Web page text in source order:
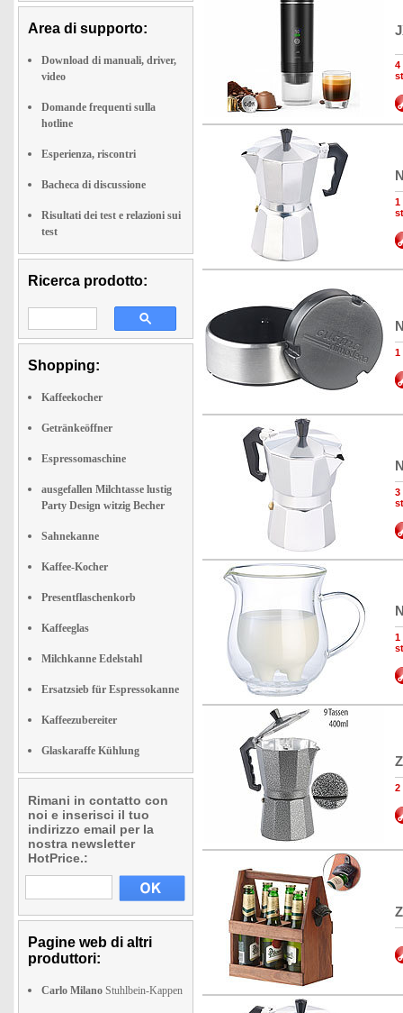
Area di supporto:
Download di manuali, driver,
video
Domande frequenti sulla
hotline
Esperienza, riscontri
Bacheca di discussione
Risultati dei test e relazioni sui
test
Ricerca prodotto:
Shopping:
Kaffeekocher
Getränkeöffner
Espressomaschine
ausgefallen Milchtasse lustig
Party Design witzig Becher
Sahnekanne
Kaffee-Kocher
Presentflaschenkorb
Kaffeeglas
Milchkanne Edelstahl
Ersatzsieb für Espressokanne
Kaffeezubereiter
Glaskaraffe Kühlung
Rimani in contatto con
noi e inserisci il tuo
indirizzo email per la
nostra newsletter
HotPrice.:
Pagine web di altri
produttori:
Carlo Milano Stuhlbein-Kappen
4
1
1
3
1
2